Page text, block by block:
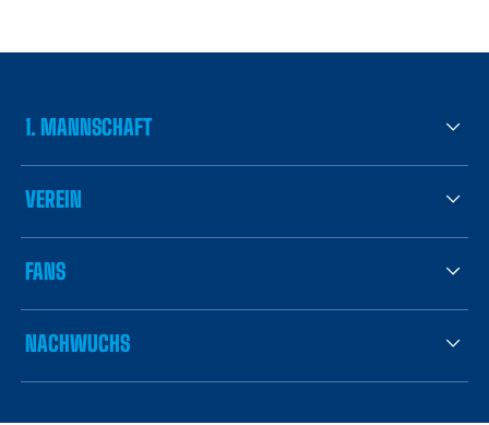
1. MANNSCHAFT
VEREIN
FANS
NACHWUCHS